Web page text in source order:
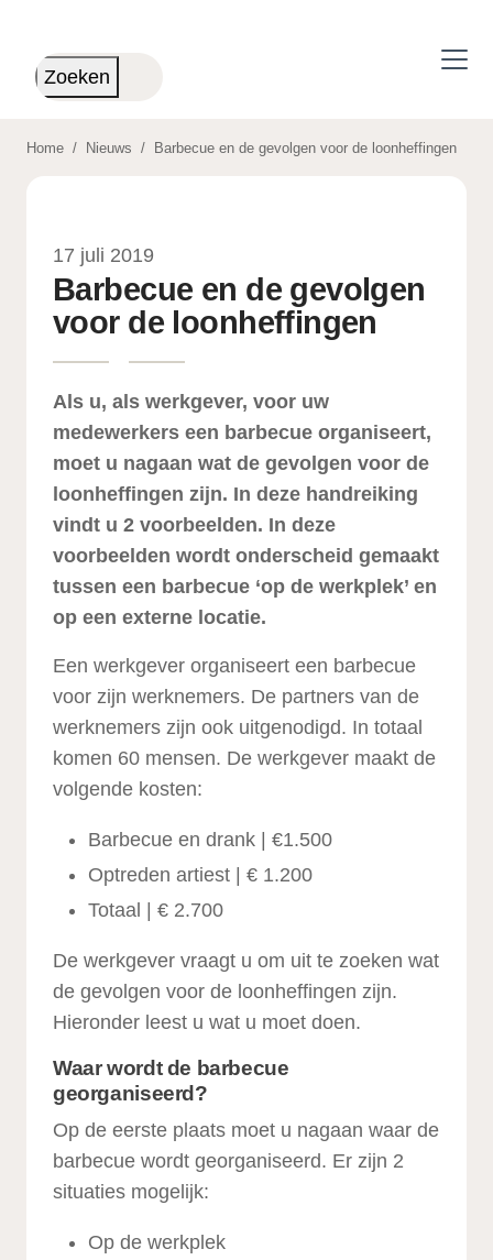
Zoeken
Home / Nieuws / Barbecue en de gevolgen voor de loonheffingen
17 juli 2019
Barbecue en de gevolgen
voor de loonheffingen
Als u, als werkgever, voor uw
medewerkers een barbecue organiseert,
moet u nagaan wat de gevolgen voor de
loonheffingen zijn. In deze handreiking
vindt u 2 voorbeelden. In deze
voorbeelden wordt onderscheid gemaakt
tussen een barbecue ‘op de werkplek’ en
op een externe locatie.
Een werkgever organiseert een barbecue
voor zijn werknemers. De partners van de
werknemers zijn ook uitgenodigd. In totaal
komen 60 mensen. De werkgever maakt de
volgende kosten:
Barbecue en drank | €1.500
Optreden artiest | € 1.200
Totaal | € 2.700
De werkgever vraagt u om uit te zoeken wat
de gevolgen voor de loonheffingen zijn.
Hieronder leest u wat u moet doen.
Waar wordt de barbecue
georganiseerd?
Op de eerste plaats moet u nagaan waar de
barbecue wordt georganiseerd. Er zijn 2
situaties mogelijk:
Op de werkplek